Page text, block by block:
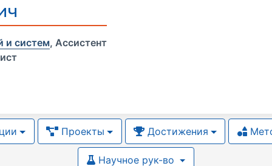
и систем, Ассистент
Проекты Достижения
Научное рук-во